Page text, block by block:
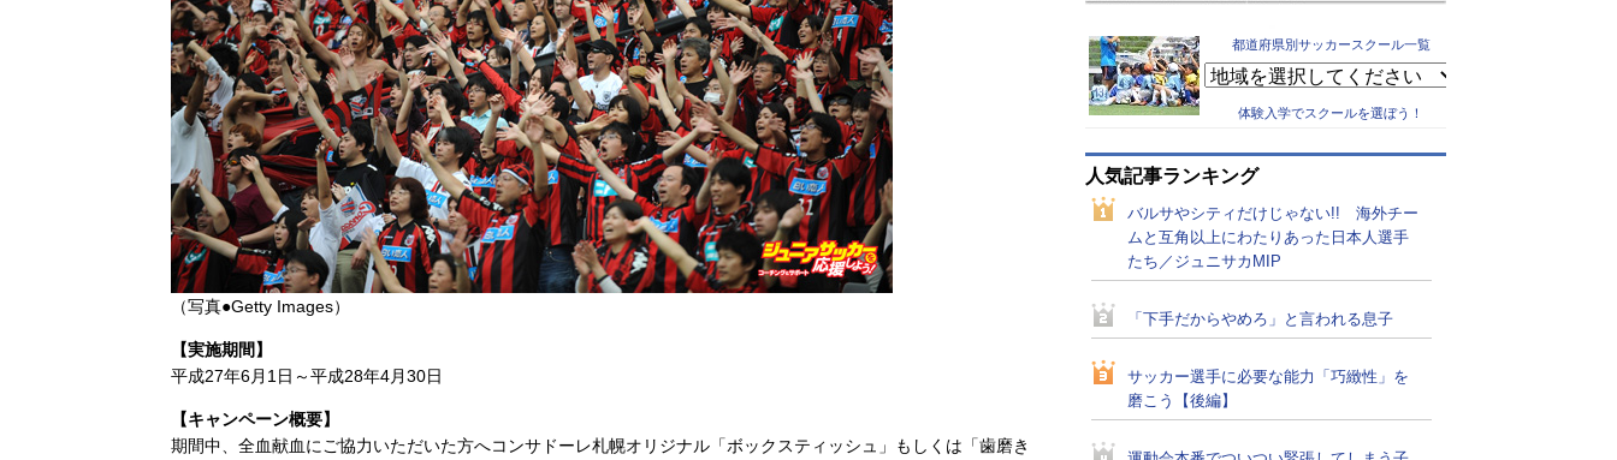
（写真●Getty Images）
【実施期間】
平成27年6月1日～平成28年4月30日
【キャンペーン概要】
期間中、全血献血にご協力いただいた方へコンサドーレ札幌オリジナル「ボックスティッシュ」もしくは「歯磨き
都道府県別サッカースクール一覧
体験入学でスクールを選ぼう！
人気記事ランキング
バルサやシティだけじゃない!! 海外チー
ムと互角以上にわたりあった日本人選手
たち／ジュニサカMIP
「下手だからやめろ」と言われる息子
サッカー選手に必要な能力「巧緻性」を
磨こう【後編】